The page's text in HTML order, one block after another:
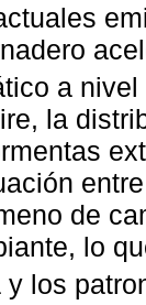
a nivel
la
de
lo
y los